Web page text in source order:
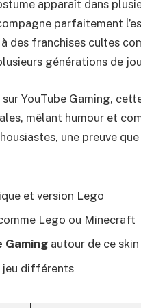
apparaît dans
parfaitement
des franchises cultes
générations de
YouTube Gaming,
mêlant humour et
une preuve
et version Lego
Lego ou Minecraft
Gaming autour de ce
jeu différents